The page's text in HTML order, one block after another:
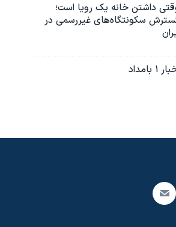
داشتن خانه یک رویا است؛
سکونتگاه‌های غیررسمی در
۱ بامداد